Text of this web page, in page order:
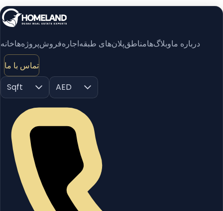
خانهپروژه‌هافروشاجارهپلان‌های طبقهمناطقوبلاگ‌هادرباره ما
تماس با ما
Sqft
AED